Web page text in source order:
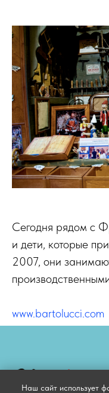
Сегодня рядом с
и дети, которые
2007, они
www.bartolucci.com
Наш сайт использует